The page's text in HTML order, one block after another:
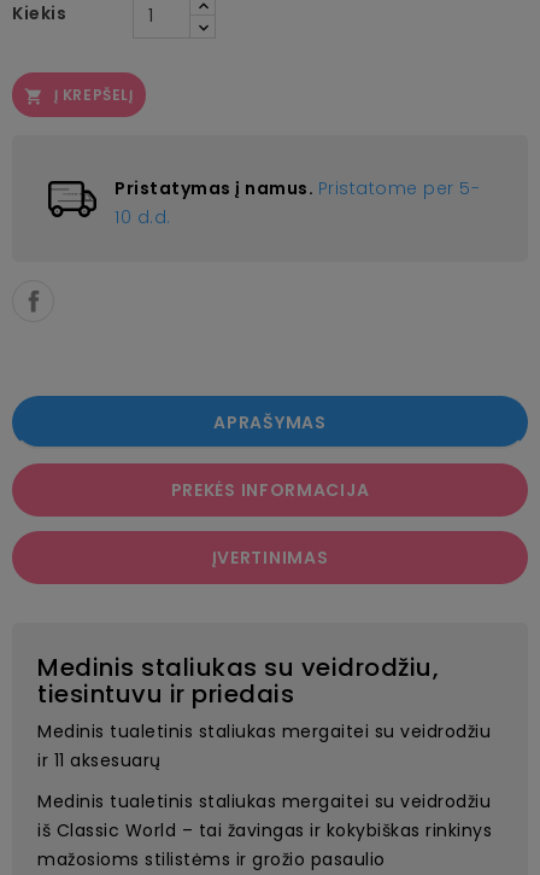
Kiekis
 Į KREPŠELĮ
Pristatymas į namus. Pristatome per 5-
10 d.d.
APRAŠYMAS
PREKĖS INFORMACIJA
ĮVERTINIMAS
Medinis staliukas su veidrodžiu,
tiesintuvu ir priedais
Medinis tualetinis staliukas mergaitei su veidrodžiu
ir 11 aksesuarų
Medinis tualetinis staliukas mergaitei su veidrodžiu
iš Classic World – tai žavingas ir kokybiškas rinkinys
mažosioms stilistėms ir grožio pasaulio